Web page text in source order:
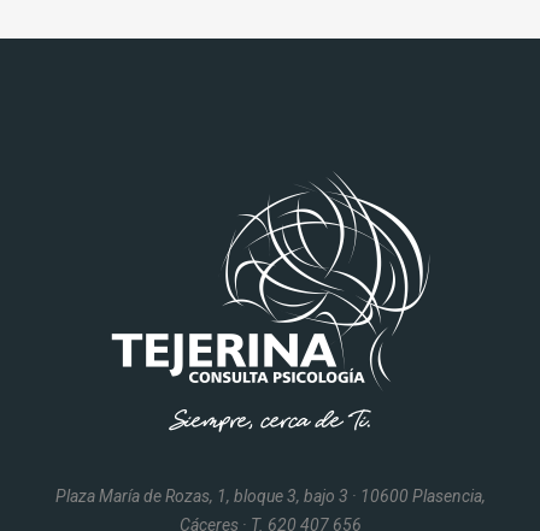
Plaza María de Rozas, 1, bloque 3, bajo 3 · 10600 Plasencia,
Cáceres · T. 620 407 656